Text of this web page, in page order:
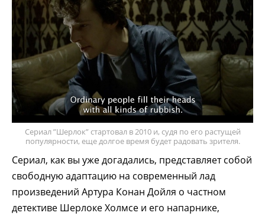
Сериал ”Шерлок” стартовал в 2010 и, судя по его растущей
популярности, еще долгое время будет радовать зрителя.
Сериал, как вы уже догадались, представляет собой
свободную адаптацию на современный лад
произведений Артура Конан Дойля о частном
детективе Шерлоке Холмсе и его напарнике,